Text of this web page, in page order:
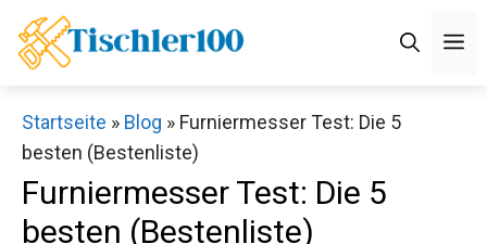
Zum
Inhalt
springen
Startseite » Blog » Furniermesser Test: Die 5
besten (Bestenliste)
Furniermesser Test: Die 5
besten (Bestenliste)